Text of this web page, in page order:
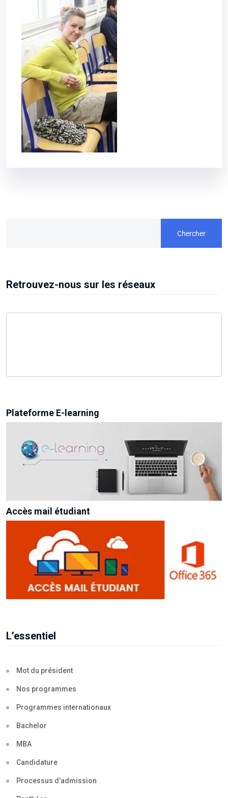
Chercher
Retrouvez-nous sur les réseaux
Plateforme E-learning
Accès mail étudiant
L’essentiel
Mot du président
Nos programmes
Programmes internationaux
Bachelor
MBA
Candidature
Processus d’admission